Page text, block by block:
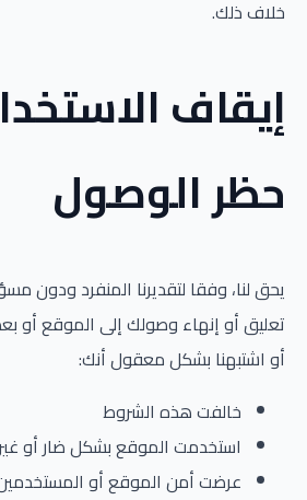
خلاف ذلك.
إيقاف
حظر الوصول
يحق لنا، وفقا لتقديرنا المنفرد ودون
تعليق أو إنهاء وصولك إلى الموقع أو
أو اشتبهنا بشكل معقول أنك:
خالفت هذه الشروط
استخدمت الموقع بشكل ضار أو
عرضت أمن الموقع أو